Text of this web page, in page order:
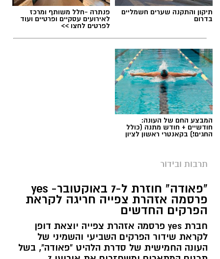
תיקון והתקנה שערים חשמליים
בדרום
פנתרה -חלל משותף ומרכז
לאירועים עסקיים ופרטיים ועוד
לפרטים לחצו >>
המבצע החם של העונה:
חודשיים + חודש מתנה (כולל
החגים!) בקאנטרי ראשון לציון
תרבות ובידור
"פאודה" חוזרת ל-7 באוקטובר- yes
פרסמה אזהרת צפייה חריגה לקראת
הפרקים החדשים
חברת yes פרסמה אזהרת צפייה יוצאת דופן
לקראת שידור הפרקים השביעי והשמיני של
העונה החמישית של סדרת הלהיט "פאודה", בשל